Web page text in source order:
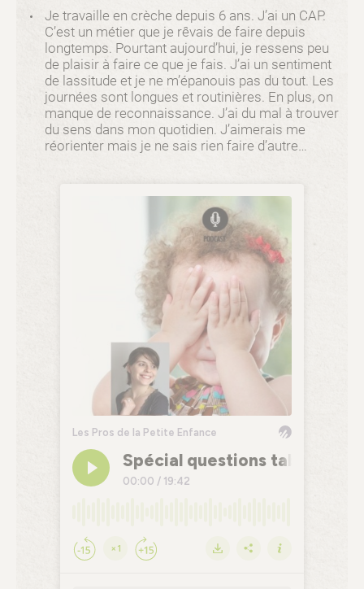
Je travaille en crèche depuis 6 ans. J’ai un CAP.
C’est un métier que je rêvais de faire depuis
longtemps. Pourtant aujourd’hui, je ressens peu
de plaisir à faire ce que je fais. J’ai un sentiment
de lassitude et je ne m’épanouis pas du tout. Les
journées sont longues et routinières. En plus, on
manque de reconnaissance. J’ai du mal à trouver
du sens dans mon quotidien. J’aimerais me
réorienter mais je ne sais rien faire d’autre…